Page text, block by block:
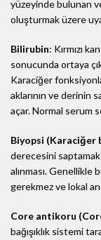
yüzeyinde bulunan
oluşturmak üzere
Bilirubin: Kırmızı
sonucunda ortaya
Karaciğer
aklarının ve derinin
açar. Normal serum
Biyopsi (Karaciğer
derecesini
alınması. Genellikle
gerekmez ve lokal
Core antikoru
bağışıklık sistemi